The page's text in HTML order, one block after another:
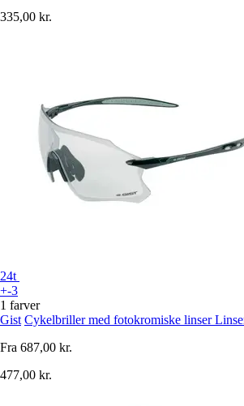
335,00 kr.
24t
+-3
1 farver
Gist Cykelbriller med fotokromiske linser
Fra 687,00 kr.
477,00 kr.